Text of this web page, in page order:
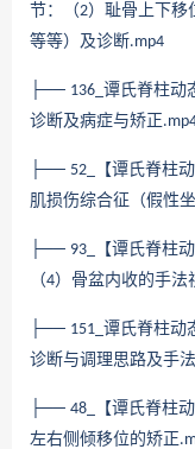
节：（2）耻骨上下移
等等）及诊断.mp4
├── 136_ 谭氏脊柱动
诊断及病症与矫正
├── 52_ 【谭氏脊柱
肌损伤综合征（假性
├── 93_ 【谭氏脊柱
（4）骨盆内收的手法
├── 151_ 谭氏脊柱动
诊断与调理思路及手法
├── 48_ 【谭氏脊柱
左右侧倾移位的矫正